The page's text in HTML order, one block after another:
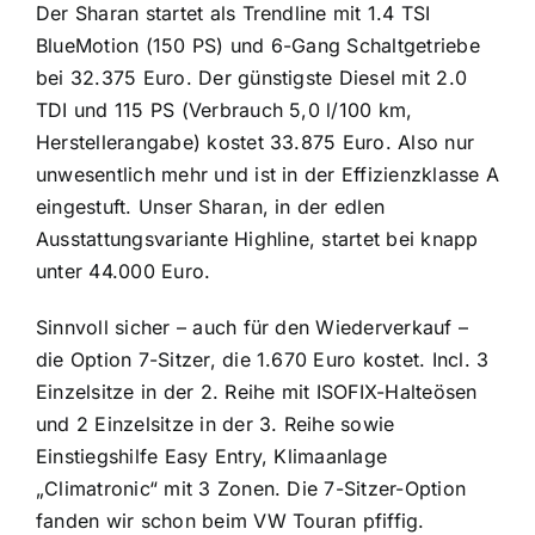
Der Sharan startet als Trendline mit 1.4 TSI
BlueMotion (150 PS) und 6-Gang Schaltgetriebe
bei 32.375 Euro. Der günstigste Diesel mit 2.0
TDI und 115 PS (Verbrauch 5,0 l/100 km,
Herstellerangabe) kostet 33.875 Euro. Also nur
unwesentlich mehr und ist in der Effizienzklasse A
eingestuft. Unser Sharan, in der edlen
Ausstattungsvariante Highline, startet bei knapp
unter 44.000 Euro.
Sinnvoll sicher – auch für den Wiederverkauf –
die Option 7-Sitzer, die 1.670 Euro kostet. Incl. 3
Einzelsitze in der 2. Reihe mit ISOFIX-Halteösen
und 2 Einzelsitze in der 3. Reihe sowie
Einstiegshilfe Easy Entry, Klimaanlage
„Climatronic“ mit 3 Zonen. Die 7-Sitzer-Option
fanden wir schon beim VW Touran pfiffig.